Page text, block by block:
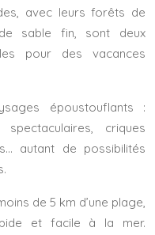
avec leurs forêts de
sable fin, sont deux
pour des vacances
époustouflants :
criques
autant de possibilités
de 5 km d’une plage,
et facile à la mer.